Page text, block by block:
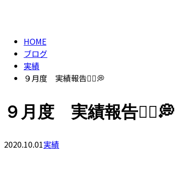
HOME
ブログ
実績
９月度 実績報告👷‍♂️💭
９月度 実績報告👷‍♂️💭
2020.10.01実績